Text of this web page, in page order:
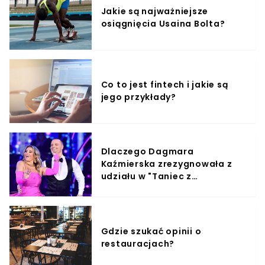
Jakie są najważniejsze
osiągnięcia Usaina Bolta?
Co to jest fintech i jakie są
jego przykłady?
Dlaczego Dagmara
Kaźmierska zrezygnowała z
udziału w "Taniec z
Gdzie szukać opinii o
restauracjach?